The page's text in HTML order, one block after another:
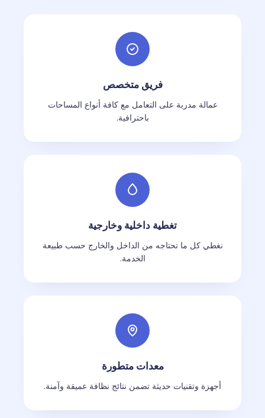
فريق متخصص
عمالة مدربة على التعامل مع كافة أنواع المساحات
باحترافية.
تغطية داخلية وخارجية
نغطي كل ما تحتاجه من الداخل والخارج حسب طبيعة
الخدمة.
معدات متطورة
أجهزة وتقنيات حديثة تضمن نتائج نظافة عميقة وآمنة.